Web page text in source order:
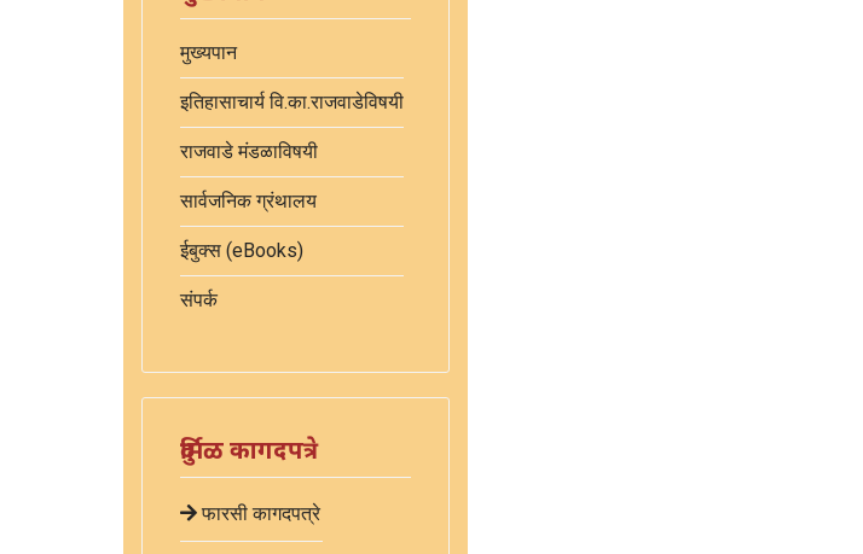
मुख्यपान
इतिहासाचार्य वि.का.राजवाडेविषयी
राजवाडे मंडळाविषयी
सार्वजनिक ग्रंथालय
ईबुक्स (eBooks)
संपर्क
दुर्मिळ कागदपत्रे
फारसी कागदपत्रे